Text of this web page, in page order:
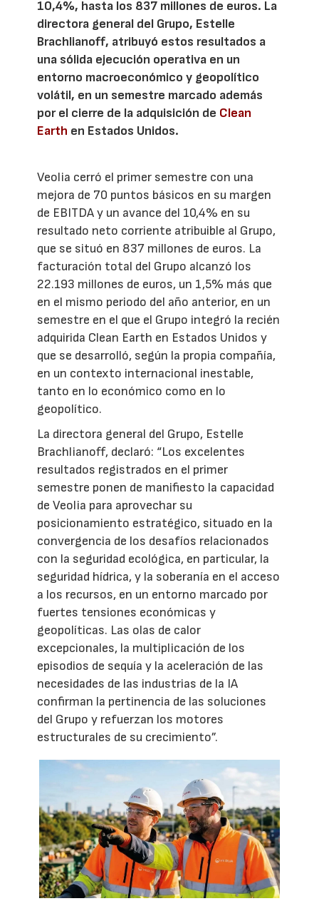
10,4%, hasta los 837 millones de euros. La
directora general del Grupo, Estelle
Brachlianoff, atribuyó estos resultados a
una sólida ejecución operativa en un
entorno macroeconómico y geopolítico
volátil, en un semestre marcado además
por el cierre de la adquisición de Clean
Earth en Estados Unidos.
Veolia cerró el primer semestre con una
mejora de 70 puntos básicos en su margen
de EBITDA y un avance del 10,4% en su
resultado neto corriente atribuible al Grupo,
que se situó en 837 millones de euros. La
facturación total del Grupo alcanzó los
22.193 millones de euros, un 1,5% más que
en el mismo periodo del año anterior, en un
semestre en el que el Grupo integró la recién
adquirida Clean Earth en Estados Unidos y
que se desarrolló, según la propia compañía,
en un contexto internacional inestable,
tanto en lo económico como en lo
geopolítico.
La directora general del Grupo, Estelle
Brachlianoff, declaró: “Los excelentes
resultados registrados en el primer
semestre ponen de manifiesto la capacidad
de Veolia para aprovechar su
posicionamiento estratégico, situado en la
convergencia de los desafíos relacionados
con la seguridad ecológica, en particular, la
seguridad hídrica, y la soberanía en el acceso
a los recursos, en un entorno marcado por
fuertes tensiones económicas y
geopolíticas. Las olas de calor
excepcionales, la multiplicación de los
episodios de sequía y la aceleración de las
necesidades de las industrias de la IA
confirman la pertinencia de las soluciones
del Grupo y refuerzan los motores
estructurales de su crecimiento”.